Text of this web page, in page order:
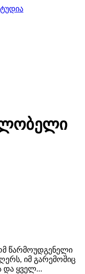
წარმოუდგენელი
იმ გარემოშიც
და ყველ...